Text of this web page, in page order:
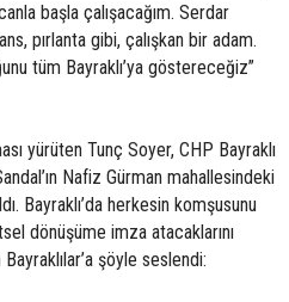
başla çalışacağım. Serdar
pırlanta gibi, çalışkan bir adam.
tüm Bayraklı’ya göstereceğiz”
yürüten Tunç Soyer, CHP Bayraklı
Nafiz Gürman mahallesindeki
Bayraklı’da herkesin komşusunu
dönüşüme imza atacaklarını
şöyle seslendi: